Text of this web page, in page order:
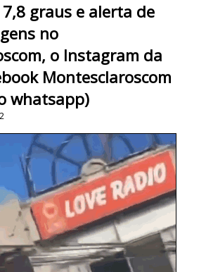
graus e alerta de
no
o Instagram da
Montesclaroscom
whatsapp)